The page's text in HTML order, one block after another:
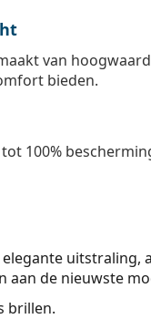
van
bieden.
100%
uitstraling,
aan de nieuwste
brillen.